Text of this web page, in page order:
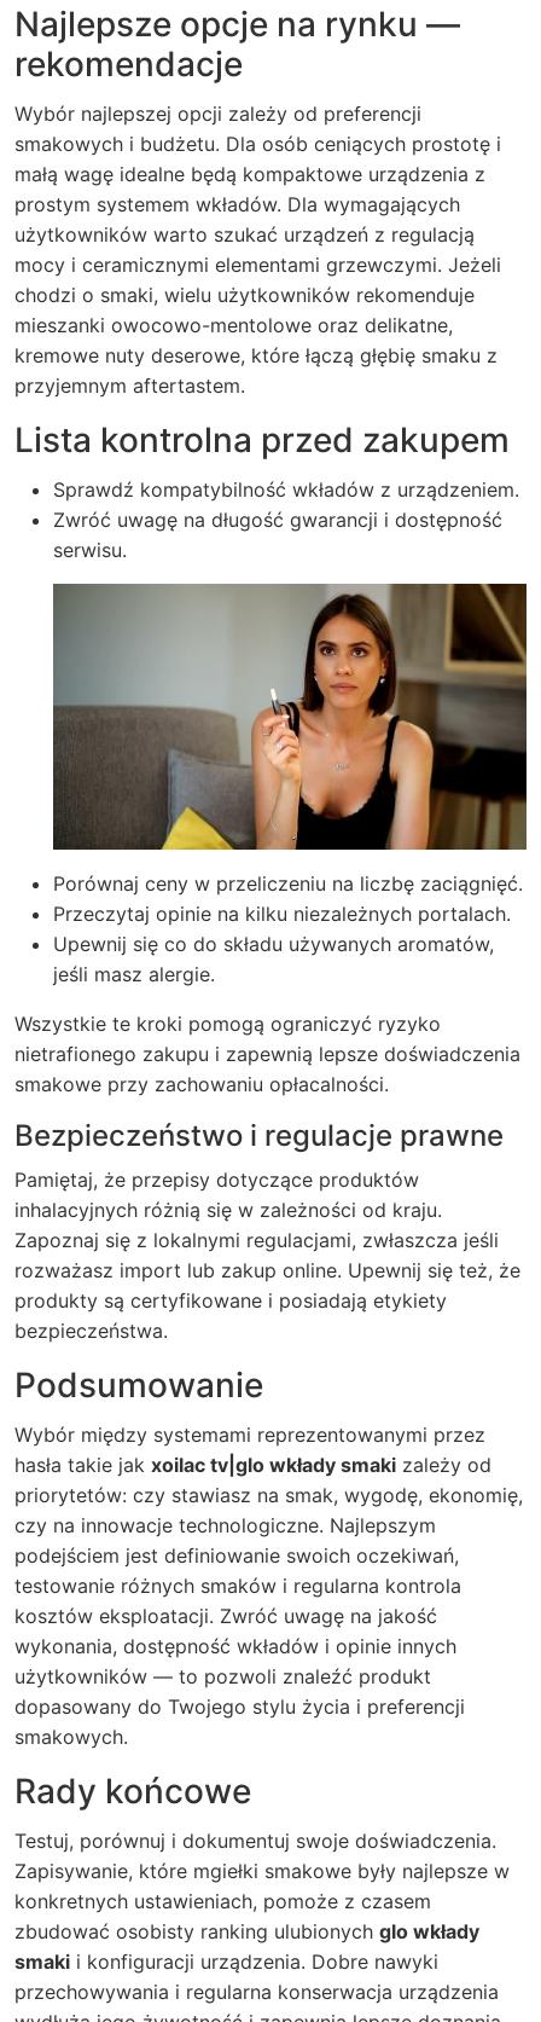
Najlepsze opcje na rynku —
rekomendacje
Wybór najlepszej opcji zależy od preferencji
smakowych i budżetu. Dla osób ceniących prostotę i
małą wagę idealne będą kompaktowe urządzenia z
prostym systemem wkładów. Dla wymagających
użytkowników warto szukać urządzeń z regulacją
mocy i ceramicznymi elementami grzewczymi. Jeżeli
chodzi o smaki, wielu użytkowników rekomenduje
mieszanki owocowo-mentolowe oraz delikatne,
kremowe nuty deserowe, które łączą głębię smaku z
przyjemnym aftertastem.
Lista kontrolna przed zakupem
Sprawdź kompatybilność wkładów z urządzeniem.
Zwróć uwagę na długość gwarancji i dostępność
serwisu.
Porównaj ceny w przeliczeniu na liczbę zaciągnięć.
Przeczytaj opinie na kilku niezależnych portalach.
Upewnij się co do składu używanych aromatów,
jeśli masz alergie.
Wszystkie te kroki pomogą ograniczyć ryzyko
nietrafionego zakupu i zapewnią lepsze doświadczenia
smakowe przy zachowaniu opłacalności.
Bezpieczeństwo i regulacje prawne
Pamiętaj, że przepisy dotyczące produktów
inhalacyjnych różnią się w zależności od kraju.
Zapoznaj się z lokalnymi regulacjami, zwłaszcza jeśli
rozważasz import lub zakup online. Upewnij się też, że
produkty są certyfikowane i posiadają etykiety
bezpieczeństwa.
Podsumowanie
Wybór między systemami reprezentowanymi przez
hasła takie jak xoilac tv|glo wkłady smaki zależy od
priorytetów: czy stawiasz na smak, wygodę, ekonomię,
czy na innowacje technologiczne. Najlepszym
podejściem jest definiowanie swoich oczekiwań,
testowanie różnych smaków i regularna kontrola
kosztów eksploatacji. Zwróć uwagę na jakość
wykonania, dostępność wkładów i opinie innych
użytkowników — to pozwoli znaleźć produkt
dopasowany do Twojego stylu życia i preferencji
smakowych.
Rady końcowe
Testuj, porównuj i dokumentuj swoje doświadczenia.
Zapisywanie, które mgiełki smakowe były najlepsze w
konkretnych ustawieniach, pomoże z czasem
zbudować osobisty ranking ulubionych glo wkłady
smaki i konfiguracji urządzenia. Dobre nawyki
przechowywania i regularna konserwacja urządzenia